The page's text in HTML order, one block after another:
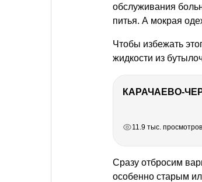
обслуживания
питья. А мокрая
Чтобы избежать
жидкости из
КАРАЧАЕВО-
11.9 тыс. просмотров
Сразу отбросим
особенно старым